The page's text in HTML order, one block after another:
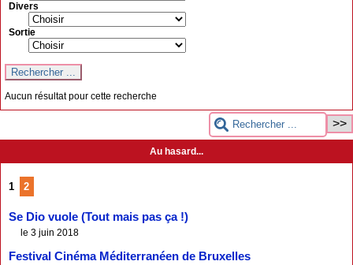
Divers
Sortie
Aucun résultat pour cette recherche
Au hasard...
1 2
Se Dio vuole (Tout mais pas ça !)
le 3 juin 2018
Festival Cinéma Méditerranéen de Bruxelles